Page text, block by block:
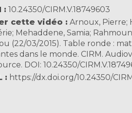
10.24350/CIRM.V.18749603
cette vidéo
Arnoux, Pierre;
Mehaddene, Samia;
(22/03/2015). Table ronde :
dans le monde. CIRM.
DOI: 10.24350/
https://dx.doi.org/10.24350/